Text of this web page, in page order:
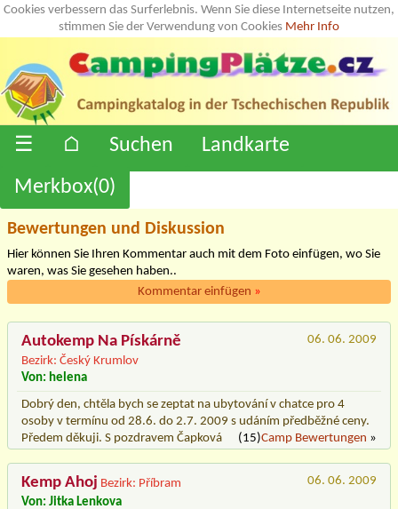
Cookies verbessern das Surferlebnis. Wenn Sie diese Internetseite nutzen,
stimmen Sie der Verwendung von Cookies Mehr Info
☰ ⌂ Suchen
Landkarte
Merkbox(0)
Bewertungen und Diskussion
Hier können Sie Ihren Kommentar auch mit dem Foto einfügen, wo Sie
waren, was Sie gesehen haben..
Kommentar einfügen »
Autokemp Na Pískárně
Bezirk: Český Krumlov
06. 06. 2009
Von: helena
Dobrý den, chtěla bych se zeptat na ubytování v chatce pro 4
osoby v termínu od 28.6. do 2.7. 2009 s udáním předběžné ceny.
Předem děkuji. S pozdravem Čapková
(15)Camp Bewertungen »
Kemp Ahoj Bezirk: Příbram
06. 06. 2009
Von: Jitka Lenkova